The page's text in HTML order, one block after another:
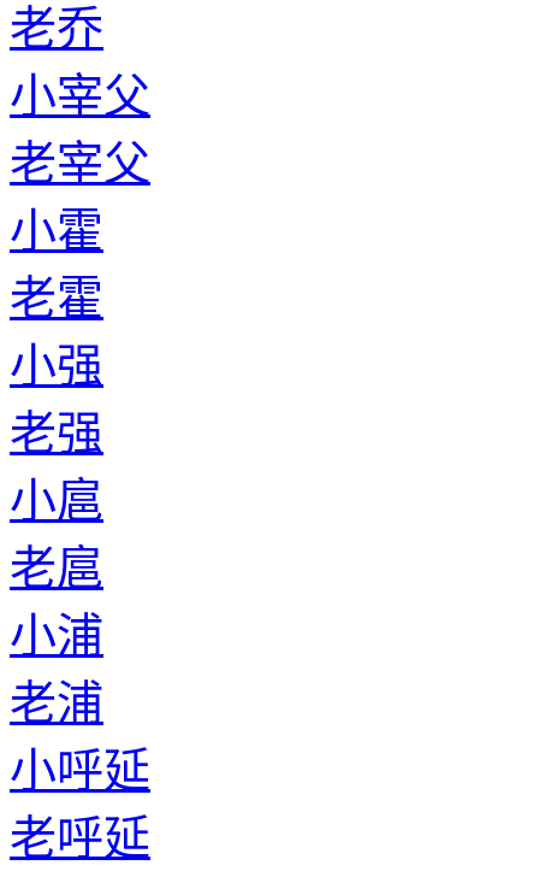
老乔
小宰父
老宰父
小霍
老霍
小强
老强
小扈
老扈
小浦
老浦
小呼延
老呼延